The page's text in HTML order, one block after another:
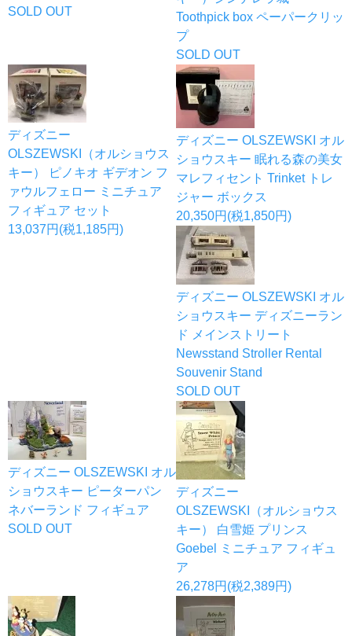
SOLD OUT
Toothpick box ペーパークリッ
プ
SOLD OUT
ディズニー
OLSZEWSKI（オルショウス
キー） ピノキオ ギデオン フ
ァウルフェロー ミニチュア
フィギュア セット
13,037円(税1,185円)
ディズニー OLSZEWSKI オル
ショウスキー 眠れる森の美女
マレフィセント Trinket トレ
ジャー ボックス
20,350円(税1,850円)
ディズニー OLSZEWSKI オル
ショウスキー ディズニーラン
ド メインストリート
Newsstand Stroller Rental
Souvenir Stand
SOLD OUT
ディズニー OLSZEWSKI オル
ショウスキー ピーターパン
ネバーランド フィギュア
SOLD OUT
ディズニー
OLSZEWSKI（オルショウス
キー） 白雪姫 プリンス
Goebel ミニチュア フィギュ
ア
26,278円(税2,389円)